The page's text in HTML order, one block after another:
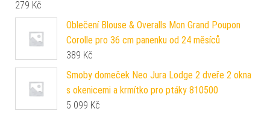
279 Kč
Oblečení Blouse & Overalls Mon Grand Poupon
Corolle pro 36 cm panenku od 24 měsíců
389 Kč
Smoby domeček Neo Jura Lodge 2 dveře 2 okna
s okenicemi a krmítko pro ptáky 810500
5 099 Kč